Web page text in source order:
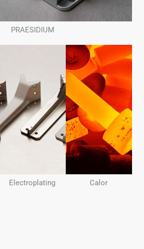
PRAESIDIUM
Electroplating Calor